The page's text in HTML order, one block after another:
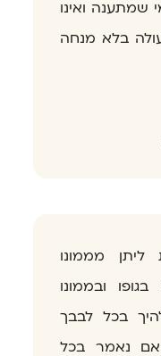
שמתענה ואינו
בלא מנחה
ליתן מממונו
ובממונו
בכל לבבך
נאמר בכל